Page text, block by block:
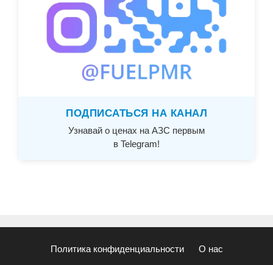
ПОДПИСАТЬСЯ НА КАНАЛ
Узнавай о ценах на АЗС первым
в Telegram!
Политика конфиденциальности О нас